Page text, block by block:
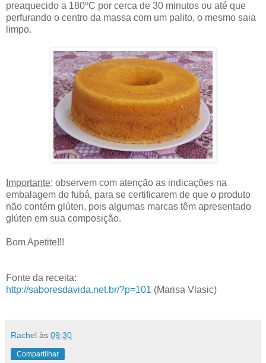
preaquecido a 180ºC por cerca de 30 minutos ou até que
perfurando o centro da massa com um palito, o mesmo saia
limpo.
Importante: observem com atenção as indicações na
embalagem do fubá, para se certificarem de que o produto
não contém glúten, pois algumas marcas têm apresentado
glúten em sua composição.
Bom Apetite!!!
Fonte da receita:
http://saboresdavida.net.br/?p=101 (Marisa Vlasic)
Rachel às 09:30
Compartilhar